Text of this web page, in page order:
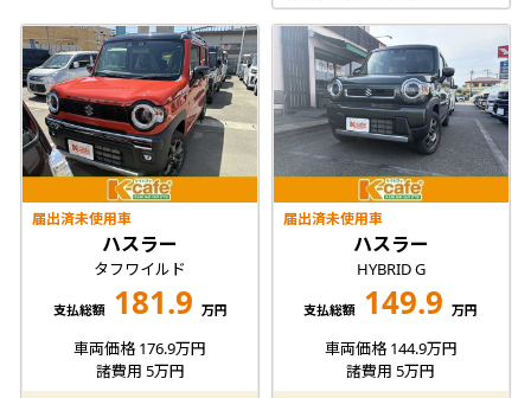
届出済未使用車
ハスラー
タフワイルド
支払総額 181.9 万円
車両価格 176.9万円
諸費用 5万円
届出済未使用車
ハスラー
HYBRID G
支払総額 149.9 万円
車両価格 144.9万円
諸費用 5万円